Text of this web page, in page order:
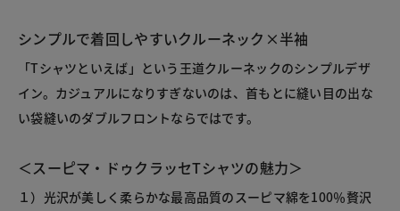
シンプルで着回しやすいクルーネック×半袖
「Tシャツといえば」という王道クルーネックのシンプルデザ
イン。カジュアルになりすぎないのは、首もとに縫い目の出な
い袋縫いのダブルフロントならではです。
＜スーピマ・ドゥクラッセTシャツの魅力＞
１）光沢が美しく柔らかな最高品質のスーピマ綿を100％贅沢